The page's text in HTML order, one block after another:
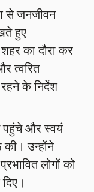
से जनजीवन
हुए
का दौरा कर
त्वरित
के निर्देश
पहुंचे और स्वयं
की। उन्होंने
लोगों को